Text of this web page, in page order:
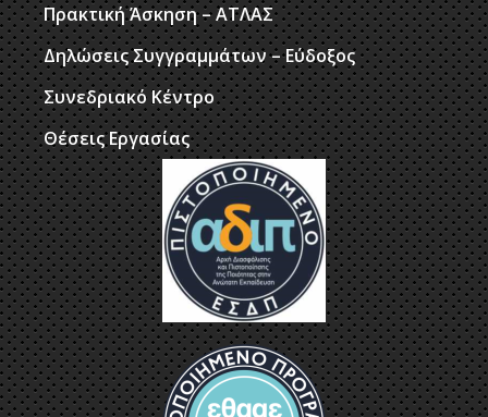
Πρακτική Άσκηση – ΑΤΛΑΣ
Δηλώσεις Συγγραμμάτων – Εύδοξος
Συνεδριακό Κέντρο
Θέσεις Εργασίας